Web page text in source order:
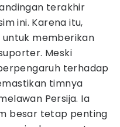
terakhir
ini. Karena itu,
memberikan
Meski
terhadap
timnya
Persija. Ia
besar tetap penting